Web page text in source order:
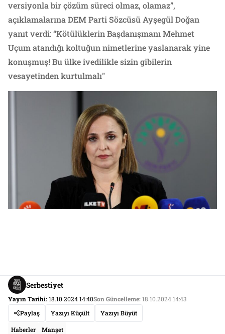
versiyonla bir çözüm süreci olmaz, olamaz”,
açıklamalarına DEM Parti Sözcüsü Ayşegül Doğan
yanıt verdi: “Kötülüklerin Başdanışmanı Mehmet
Uçum atandığı koltuğun nimetlerine yaslanarak yine
konuşmuş! Bu ülke ivedilikle sizin gibilerin
vesayetinden kurtulmalı"
Serbestiyet
Yayın Tarihi:18.10.2024 14:40Son Güncelleme:18.10.2024 14:43
Paylaş
Yazıyı Küçült Yazıyı Büyüt
Haberler Manşet